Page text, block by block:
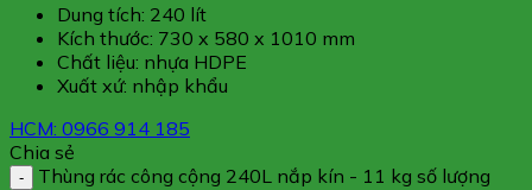
Dung tích: 240 lít
Kích thước: 730 x 580 x 1010 mm
Chất liệu: nhựa HDPE
Xuất xứ: nhập khẩu
HCM: 0966 914 185
Chia sẻ
Thùng rác công cộng 240L nắp kín - 11 kg số lượng